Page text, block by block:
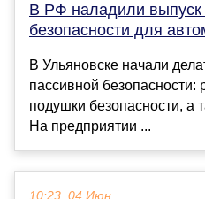
В РФ наладили выпуск
безопасности для
В Ульяновске начали
пассивной безопасности:
подушки безопасности, а
На предприятии ...
10:23, 04 Июн